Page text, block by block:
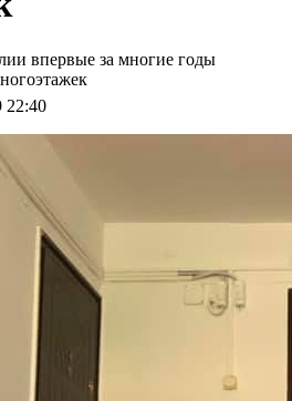
впервые за многие годы
22:40